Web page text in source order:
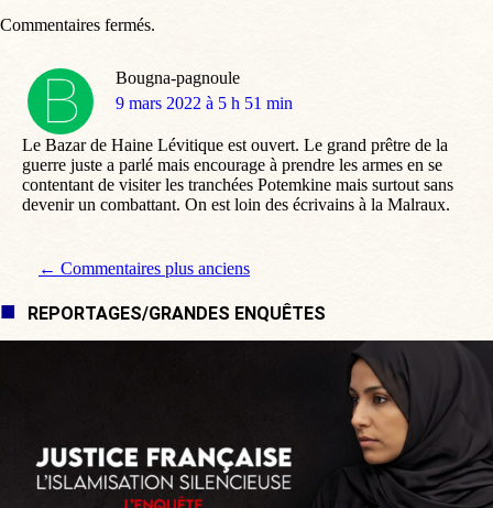
Bougna-pagnoule
dit
9 mars 2022 à 5 h 51 min
Le Bazar de Haine Lévitique est ouvert. Le grand prêtre de la
guerre juste a parlé mais encourage à prendre les armes en se
contentant de visiter les tranchées Potemkine mais surtout sans
devenir un combattant. On est loin des écrivains à la Malraux.
Navigation de commentaire
← Commentaires plus anciens
Commentaires fermés.
REPORTAGES/GRANDES ENQUÊTES